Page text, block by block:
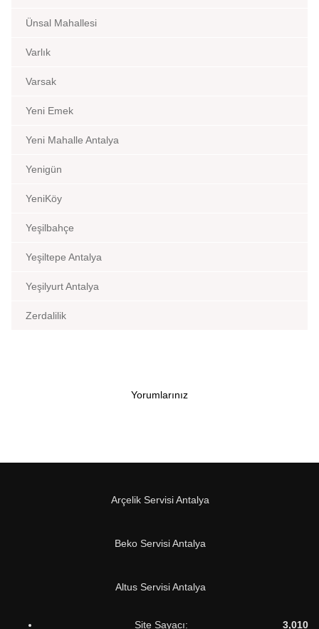
Ünsal Mahallesi
Varlık
Varsak
Yeni Emek
Yeni Mahalle Antalya
Yenigün
YeniKöy
Yeşilbahçe
Yeşiltepe Antalya
Yeşilyurt Antalya
Zerdalilik
Yorumlarınız
Arçelik Servisi Antalya
Beko Servisi Antalya
Altus Servisi Antalya
Site Sayacı: 3,010